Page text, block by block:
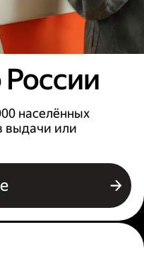
населённых
выдачи или